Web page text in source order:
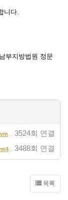
니다.
부지방법원 정문
3524회 연결
3488회 연결
목록